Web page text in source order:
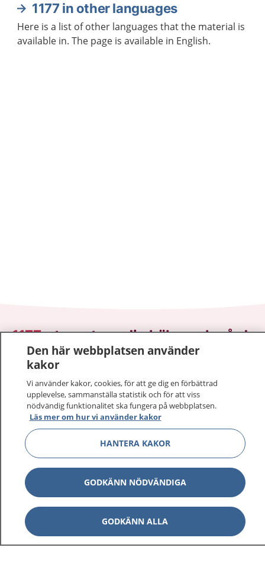
1177 in other languages
Here is a list of other languages that the material is
available in. The page is available in English.
1177–tryggt om din hälsa och vård
På 1177.se får du råd om hälsa och information om
sjukdomar och vilka mottagningar du kan kontakta.
Logga in för att läsa din journal och göra dina
vårdärenden. Ring telefonnummer 1177 för
sjukvårdsrådgivning dygnet runt.
1177 ger dig råd när du vill må bättre.
1177 på flera språk Show
Om 1177
Den här webbplatsen använder
kakor
Vi använder kakor, cookies, för att ge dig en förbättrad
upplevelse, sammanställa statistik och för att viss
nödvändig funktionalitet ska fungera på webbplatsen.
Läs mer om hur vi använder kakor
HANTERA KAKOR
GODKÄNN NÖDVÄNDIGA
GODKÄNN ALLA